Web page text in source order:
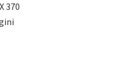
370